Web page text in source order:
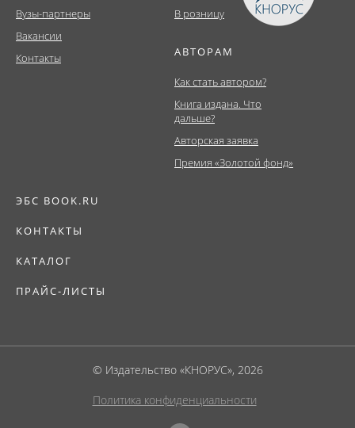
Вузы-партнеры
Вакансии
Контакты
В розницу
АВТОРАМ
Как стать автором?
Книга издана. Что
дальше?
Авторская заявка
Премия «Золотой фонд»
ЭБС BOOK.RU
КОНТАКТЫ
КАТАЛОГ
ПРАЙС-ЛИСТЫ
© Издательство «КНОРУС», 2026
Политика конфиденциальности